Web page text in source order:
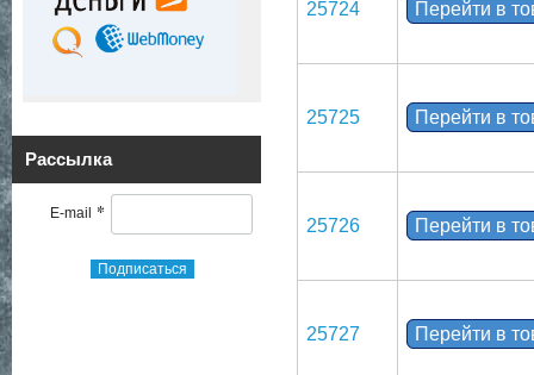
Рассылка
E-mail *
Подписаться
25724 Перейти в
25725 Перейти в
25726 Перейти в
25727 Перейти в